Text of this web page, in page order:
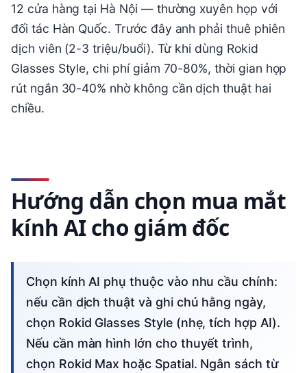
12 cửa hàng tại Hà Nội — thường xuyên họp với
đối tác Hàn Quốc. Trước đây anh phải thuê phiên
dịch viên (2-3 triệu/buổi). Từ khi dùng Rokid
Glasses Style, chi phí giảm 70-80%, thời gian họp
rút ngắn 30-40% nhờ không cần dịch thuật hai
chiều.
Hướng dẫn chọn mua mắt
kính AI cho giám đốc
Chọn kính AI phụ thuộc vào nhu cầu chính:
nếu cần dịch thuật và ghi chú hằng ngày,
chọn Rokid Glasses Style (nhẹ, tích hợp AI).
Nếu cần màn hình lớn cho thuyết trình,
chọn Rokid Max hoặc Spatial. Ngân sách từ